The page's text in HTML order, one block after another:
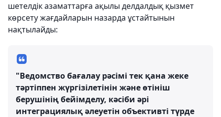
шетелдік азаматтарға ақылы делдалдық қызмет
көрсету жағдайларын назарда ұстайтынын
нақтылайды:
"Ведомство бағалау рәсімі тек қана жеке
тәртіппен жүргізілетінін және өтініш
берушінің бейімделу, кәсіби әрі
интеграциялық әлеуетін объективті түрде